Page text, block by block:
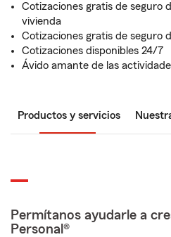
Cotizaciones gratis de seguro
vivienda
Cotizaciones gratis de seguro
Cotizaciones disponibles 24/7
Ávido amante de las
Productos y servicios
Permítanos ayudarle a
Personal®